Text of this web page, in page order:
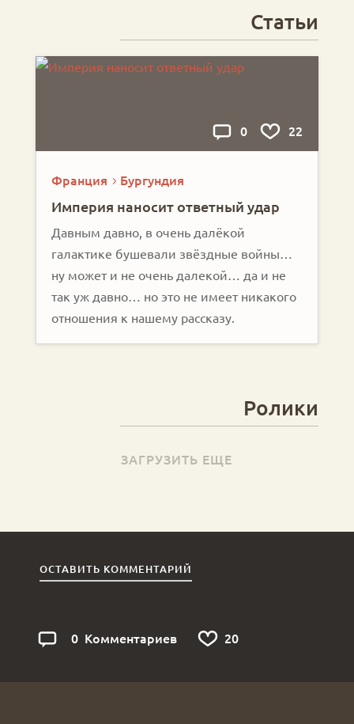
Статьи
0 22
Франция Бургундия
Империя наносит ответный удар
Давным давно, в очень далёкой
галактике бушевали звёздные войны…
ну может и не очень далекой… да и не
так уж давно… но это не имеет никакого
отношения к нашему рассказу.
Ролики
ЗАГРУЗИТЬ ЕЩЕ
ОСТАВИТЬ КОММЕНТАРИЙ
0 Комментариев 20